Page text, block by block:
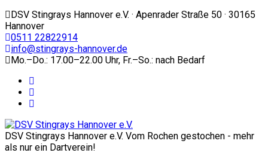
DSV Stingrays Hannover e.V. · Apenrader Straße 50 · 30165
Hannover
0511 22822914
info@stingrays-hannover.de
Mo.–Do.: 17.00–22.00 Uhr, Fr.–So.: nach Bedarf
DSV Stingrays Hannover e.V. Vom Rochen gestochen - mehr
als nur ein Dartverein!